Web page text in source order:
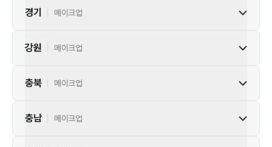
경기 메이크업
강원 메이크업
충북 메이크업
충남 메이크업